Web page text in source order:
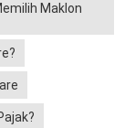
Maklon